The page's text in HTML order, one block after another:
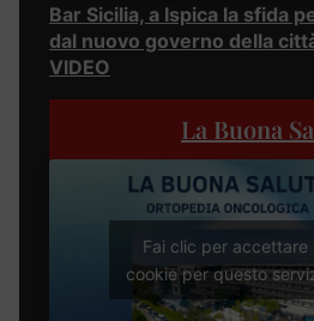
Bar Sicilia, a Ispica la sfida
dal nuovo governo della
VIDEO
La Buona
Fai clic per accettare i
cookie per questo